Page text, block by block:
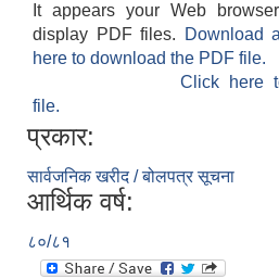
It appears your Web
display PDF files.
Download
here to download the PDF file.
Click here
file.
प्रकार:
सार्वजनिक खरीद / बोलपत्र सूचना
आर्थिक वर्ष:
८०/८१